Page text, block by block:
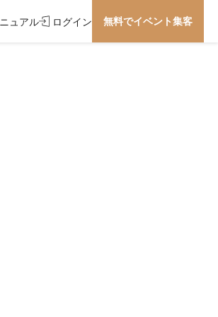
ュアル ログイン 無料でイベント集客